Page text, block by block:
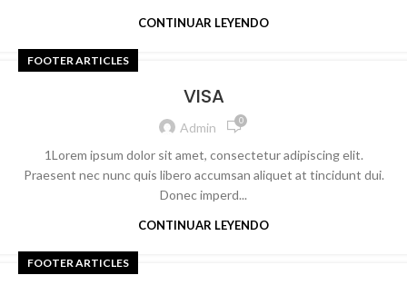
CONTINUAR LEYENDO
FOOTER ARTICLES
VISA
Admin 0
1Lorem ipsum dolor sit amet, consectetur adipiscing elit.
Praesent nec nunc quis libero accumsan aliquet at tincidunt dui.
Donec imperd...
CONTINUAR LEYENDO
FOOTER ARTICLES